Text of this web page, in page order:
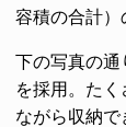
容積の合計）
下の写真の通
を採用。た
ながら収納で